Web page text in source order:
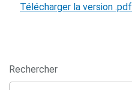
Télécharger la version .pdf
Rechercher